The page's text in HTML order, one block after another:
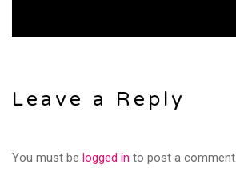
Leave a Reply
You must be logged in to post a comment.